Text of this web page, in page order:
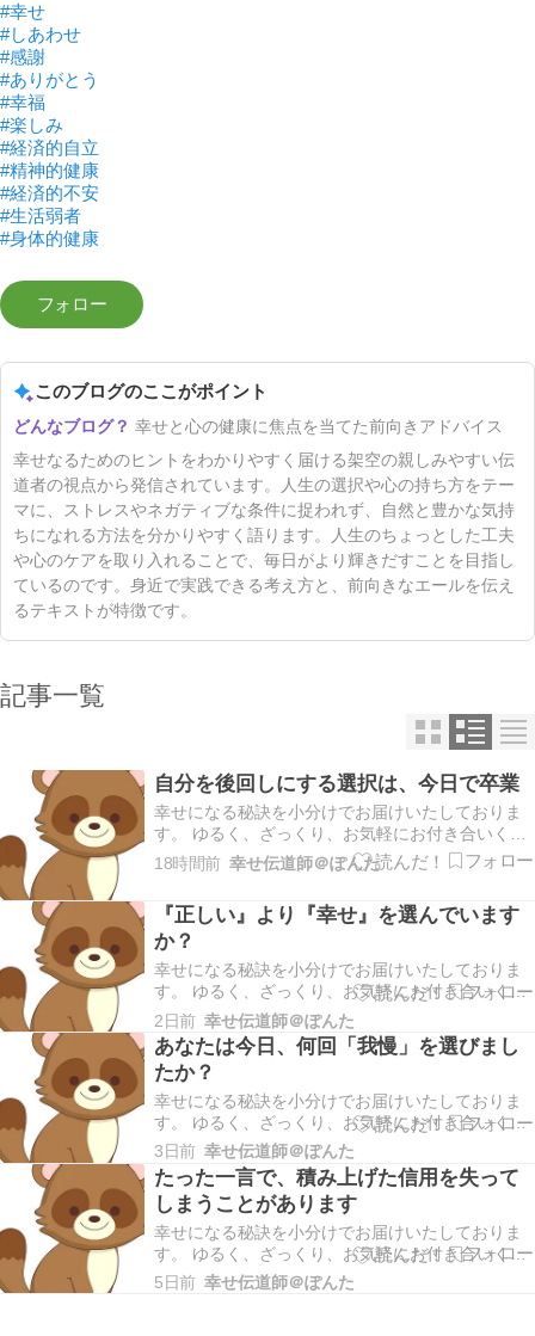
#幸せ
#しあわせ
#感謝
#ありがとう
#幸福
#楽しみ
#経済的自立
#精神的健康
#経済的不安
#生活弱者
#身体的健康
このブログのここがポイント
幸せと心の健康に焦点を当てた前向きアドバイス
幸せなるためのヒントをわかりやすく届ける架空の親しみやすい伝
道者の視点から発信されています。人生の選択や心の持ち方をテー
マに、ストレスやネガティブな条件に捉われず、自然と豊かな気持
ちになれる方法を分かりやすく語ります。人生のちょっとした工夫
や心のケアを取り入れることで、毎日がより輝きだすことを目指し
ているのです。身近で実践できる考え方と、前向きなエールを伝え
るテキストが特徴です。
記事一覧
自分を後回しにする選択は、今日で卒業
幸せになる秘訣を小分けでお届けいたしておりま
す。 ゆるく、ざっくり、お気軽にお付き合いくだ
さいませ。 こんにちは幸せ伝道師＠ぽんたです。
本日もご訪問いただきありがとうございます。 ＊
す。あなたの１ポチが私のモチベーションにつな
がりま…
18時間前 幸せ伝道師＠ぽんた
『正しい』より『幸せ』を選んでいます
か？
幸せになる秘訣を小分けでお届けいたしておりま
す。 ゆるく、ざっくり、お気軽にお付き合いくだ
さいませ。 こんにちは幸せ伝道師＠ぽんたです。
本日もご訪問いただきありがとうございます。 ＊
早速ですが、ブログランキングに参加しておりま
す。あなたの１ポチが私のモチベーションにつな
がりま…
2日前 幸せ伝道師＠ぽんた
あなたは今日、何回「我慢」を選びまし
たか？
幸せになる秘訣を小分けでお届けいたしておりま
す。 ゆるく、ざっくり、お気軽にお付き合いくだ
さいませ。 こんにちは幸せ伝道師＠ぽんたです。
本日もご訪問いただきありがとうございます。 ＊
早速ですが、ブログランキングに参加しておりま
す。あなたの１ポチが私のモチベーションにつな
がりま…
3日前 幸せ伝道師＠ぽんた
たった一言で、積み上げた信用を失って
しまうことがあります
幸せになる秘訣を小分けでお届けいたしておりま
す。 ゆるく、ざっくり、お気軽にお付き合いくだ
さいませ。 こんにちは幸せ伝道師＠ぽんたです。
本日もご訪問いただきありがとうございます。 ＊
5日前 幸せ伝道師＠ぽんた